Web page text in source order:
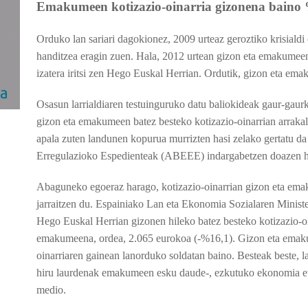
Emakumeen kotizazio-oinarria gizonena baino
Orduko lan sariari dagokionez, 2009 urteaz geroztiko
handitzea eragin zuen. Hala, 2012 urtean gizon eta
izatera iritsi zen Hego Euskal Herrian. Ordutik, gizon eta
Osasun larrialdiaren testuinguruko datu baliokideak gaur-
gizon eta emakumeen batez besteko kotizazio-oinarrian
apala zuten landunen kopurua murrizten hasi zelako gertatu
Erregulazioko Espedienteak (ABEEE) indargabetzen doazen
Abaguneko egoeraz harago, kotizazio-oinarrian gizon eta
jarraitzen du. Espainiako Lan eta Ekonomia Sozialaren
Hego Euskal Herrian gizonen hileko batez besteko
emakumeena, ordea, 2.065 eurokoa (-%16,1). Gizon eta
oinarriaren gainean lanorduko soldatan baino. Besteak
hiru laurdenak emakumeen esku daude-, ezkutuko ekonomia
medio.